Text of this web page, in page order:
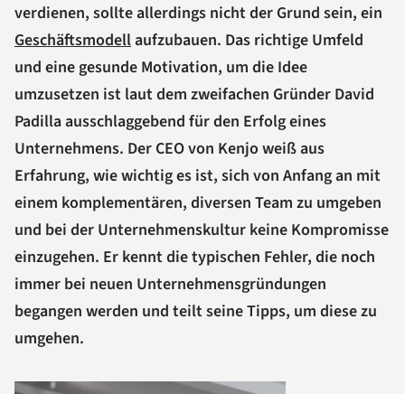
verdienen, sollte allerdings nicht der Grund sein, ein
Geschäftsmodellaufzubauen. Das richtige Umfeld
und eine gesunde Motivation, um die Idee
umzusetzen ist laut dem zweifachen Gründer David
Padilla ausschlaggebend für den Erfolg eines
Unternehmens. Der CEO von Kenjo weiß aus
Erfahrung, wie wichtig es ist, sich von Anfang an mit
einem komplementären, diversen Team zu umgeben
und bei der Unternehmenskultur keine Kompromisse
einzugehen. Er kennt die typischen Fehler, die noch
immer bei neuen Unternehmensgründungen
begangen werden und teilt seine Tipps, um diese zu
umgehen.